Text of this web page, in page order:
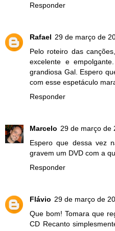
Responder
Rafael 29 de março de
Pelo roteiro das
excelente e
grandiosa Gal. Espero
com esse espetáculo
Responder
Marcelo 29 de março de
Espero que dessa vez
gravem um DVD com a
Responder
Flávio 29 de março de
Que bom! Tomara que
CD Recanto